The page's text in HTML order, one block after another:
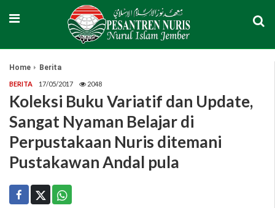
Home Berita
BERITA 17/05/2017 2048
Koleksi Buku Variatif dan Update,
Sangat Nyaman Belajar di
Perpustakaan Nuris ditemani
Pustakawan Andal pula